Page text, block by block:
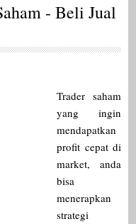
- Beli Jual
Trader saham
yang ingin
mendapatkan
profit cepat di
market, anda
bisa
menerapkan
strategi